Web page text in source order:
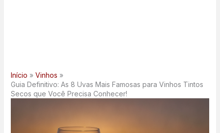
Início
Vinhos
Guia Definitivo: As 8 Uvas Mais Famosas para Vinhos Tintos
Secos que Você Precisa Conhecer!